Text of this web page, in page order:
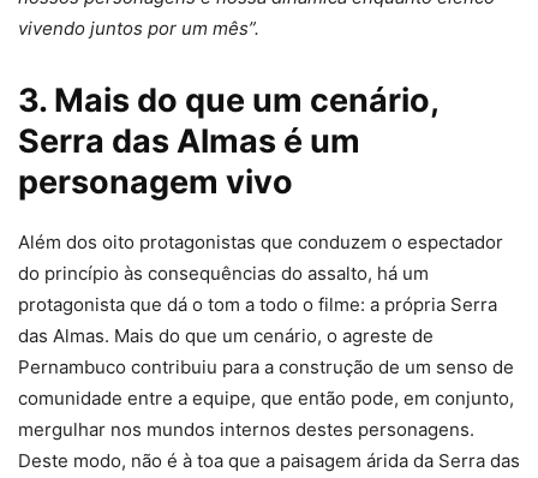
vivendo juntos por um mês”.
3. Mais do que um cenário,
Serra das Almas é um
personagem vivo
Além dos oito protagonistas que conduzem o espectador
do princípio às consequências do assalto, há um
protagonista que dá o tom a todo o filme: a própria Serra
das Almas. Mais do que um cenário, o agreste de
Pernambuco contribuiu para a construção de um senso de
comunidade entre a equipe, que então pode, em conjunto,
mergulhar nos mundos internos destes personagens.
Deste modo, não é à toa que a paisagem árida da Serra das